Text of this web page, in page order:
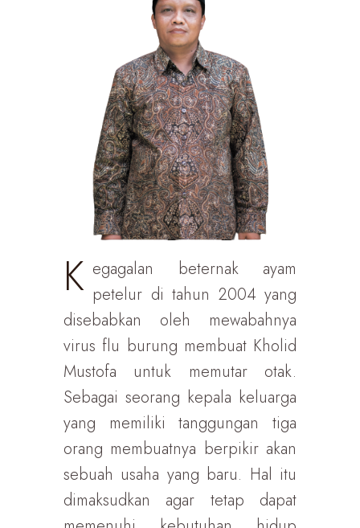
K egagalan beternak ayam
petelur di tahun 2004 yang
disebabkan oleh mewabahnya
virus flu burung membuat Kholid
Mustofa untuk memutar otak.
Sebagai seorang kepala keluarga
yang memiliki tanggungan tiga
orang membuatnya berpikir akan
sebuah usaha yang baru. Hal itu
dimaksudkan agar tetap dapat